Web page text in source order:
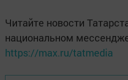
Читайте новости
национальном
https://max.ru/tatmedia